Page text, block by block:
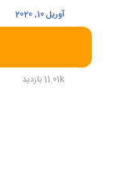
آوریل 10, 2020